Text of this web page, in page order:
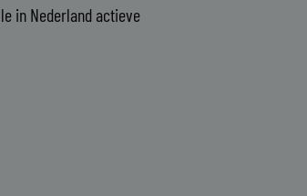
in Nederland actieve